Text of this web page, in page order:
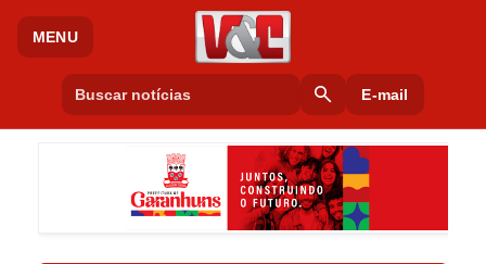
MENU
search E-mail